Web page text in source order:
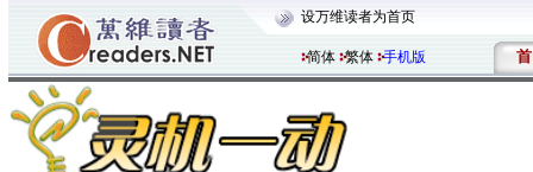
设万维读者为首页
简体 繁体 手机版 首